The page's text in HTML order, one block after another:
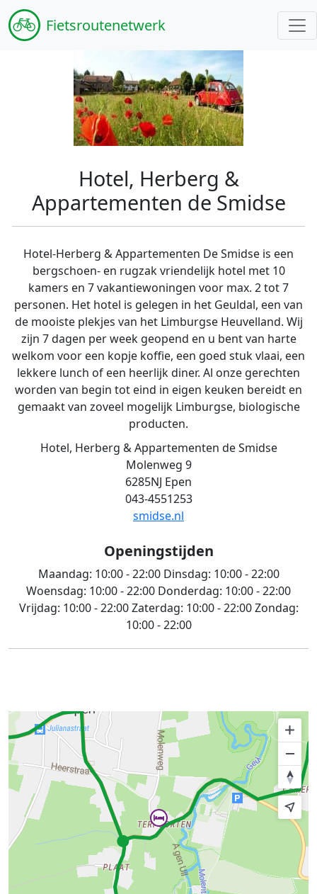
Fietsroutenetwerk
Hotel, Herberg &
Appartementen de Smidse
Hotel-Herberg & Appartementen De Smidse is een
bergschoen- en rugzak vriendelijk hotel met 10
kamers en 7 vakantiewoningen voor max. 2 tot 7
personen. Het hotel is gelegen in het Geuldal, een van
de mooiste plekjes van het Limburgse Heuvelland. Wij
zijn 7 dagen per week geopend en u bent van harte
welkom voor een kopje koffie, een goed stuk vlaai, een
lekkere lunch of een heerlijk diner. Al onze gerechten
worden van begin tot eind in eigen keuken bereidt en
gemaakt van zoveel mogelijk Limburgse, biologische
producten.
Hotel, Herberg & Appartementen de Smidse
Molenweg 9
6285NJ Epen
043-4551253
smidse.nl
Openingstijden
Maandag: 10:00 - 22:00Dinsdag: 10:00 - 22:00
Woensdag: 10:00 - 22:00 Donderdag: 10:00 - 22:00
Vrijdag: 10:00 - 22:00Zaterdag: 10:00 - 22:00Zondag:
10:00 - 22:00